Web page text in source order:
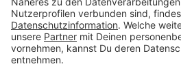
Telefonnummer
Anrufzeitpunkt
Firmenname
Rufnummer